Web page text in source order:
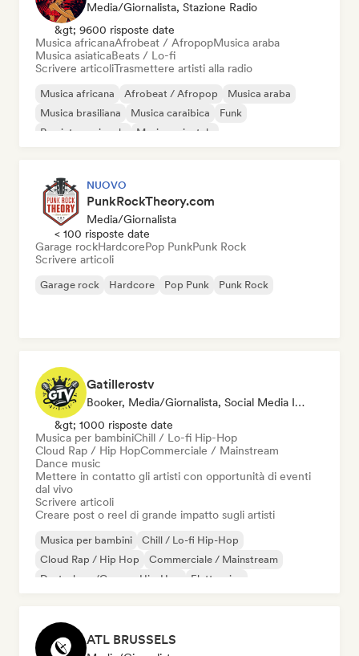
Media/Giornalista, Stazione Radio
&gt; 9600 risposte date
Musica africanaAfrobeat / AfropopMusica araba
Musica asiaticaBeats / Lo-fi
Scrivere articoliTrasmettere artisti alla radio
Musica africana Afrobeat / Afropop
Musica araba
Musica brasiliana
Musica caraibica
Funk
Rap internazionale
Musica orientale
NUOVO
PunkRockTheory.com
Media/Giornalista
< 100 risposte date
Garage rockHardcorePop PunkPunk Rock
Scrivere articoli
Garage rock Hardcore Pop Punk Punk Rock
Gatillerostv
Booker, Media/Giornalista, Social Media Influencer
&gt; 1000 risposte date
Musica per bambiniChill / Lo-fi Hip-Hop
Cloud Rap / Hip HopCommerciale / Mainstream
Dance music
Mettere in contatto gli artisti con opportunità di eventi
dal vivo
Scrivere articoli
Creare post o reel di grande impatto sugli artisti
Musica per bambini
Chill / Lo-fi Hip-Hop
Cloud Rap / Hip Hop
Commerciale / Mainstream
Deutschrap/German Hip-Hop
Elettronica
ATL BRUSSELS